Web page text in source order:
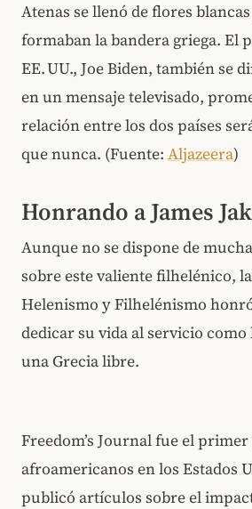
Atenas se llenó de flores
formaban la bandera griega. El
EE. UU., Joe Biden, también se
en un mensaje televisado,
relación entre los dos países
que nunca. (Fuente: Aljazeera)
Honrando a James
Aunque no se dispone de
sobre este valiente filhelénico,
Helenismo y Filhelénismo
dedicar su vida al servicio
una Grecia libre.
Freedom’s Journal fue el
afroamericanos en los Estados
publicó artículos sobre el